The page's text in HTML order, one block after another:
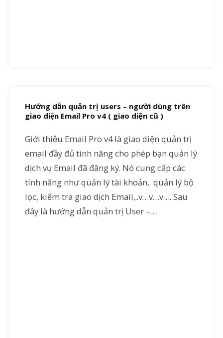
Hướng dẫn quản trị users – người dùng trên
giao diện Email Pro v4 ( giao diện cũ )
Giới thiệu Email Pro v4 là giao diện quản trị
email đầy đủ tính năng cho phép bạn quản lý
dịch vụ Email đã đăng ký. Nó cung cấp các
tính năng như quản lý tài khoản, quản lý bộ
lọc, kiểm tra giao dịch Email,..v…v…v…. Sau
đây là hướng dẫn quản trị User –…